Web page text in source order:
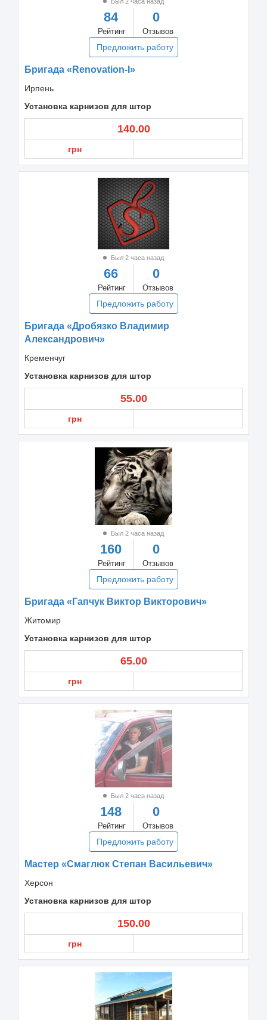
84
Рейтинг
0
Отзывов
Предложить работу
Бригада «Renovation-I»
Ирпень
Установка карнизов для штор
140.00
грн
Был 2 часа назад
66
Рейтинг
0
Отзывов
Предложить работу
Бригада «Дробязко Владимир
Александрович»
Кременчуг
Установка карнизов для штор
55.00
грн
Был 2 часа назад
160
Рейтинг
0
Отзывов
Предложить работу
Бригада «Гапчук Виктор Викторович»
Житомир
Установка карнизов для штор
65.00
грн
Был 2 часа назад
148
Рейтинг
0
Отзывов
Предложить работу
Мастер «Смаглюк Степан Васильевич»
Херсон
Установка карнизов для штор
150.00
грн